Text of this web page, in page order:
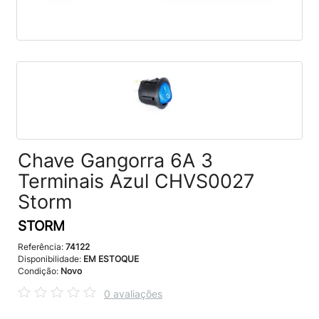
Chave Gangorra 6A 3
Terminais Azul CHVS0027
Storm
STORM
Referência: 74122
Disponibilidade: EM ESTOQUE
Condição: Novo
0 avaliações